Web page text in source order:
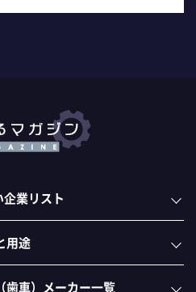
業リスト
用途
歯車）メーカー一覧